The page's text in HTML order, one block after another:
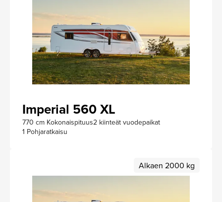
Imperial 560 XL
770 cm Kokonaispituus2 kiinteät vuodepaikat
1 Pohjaratkaisu
Alkaen 2000 kg